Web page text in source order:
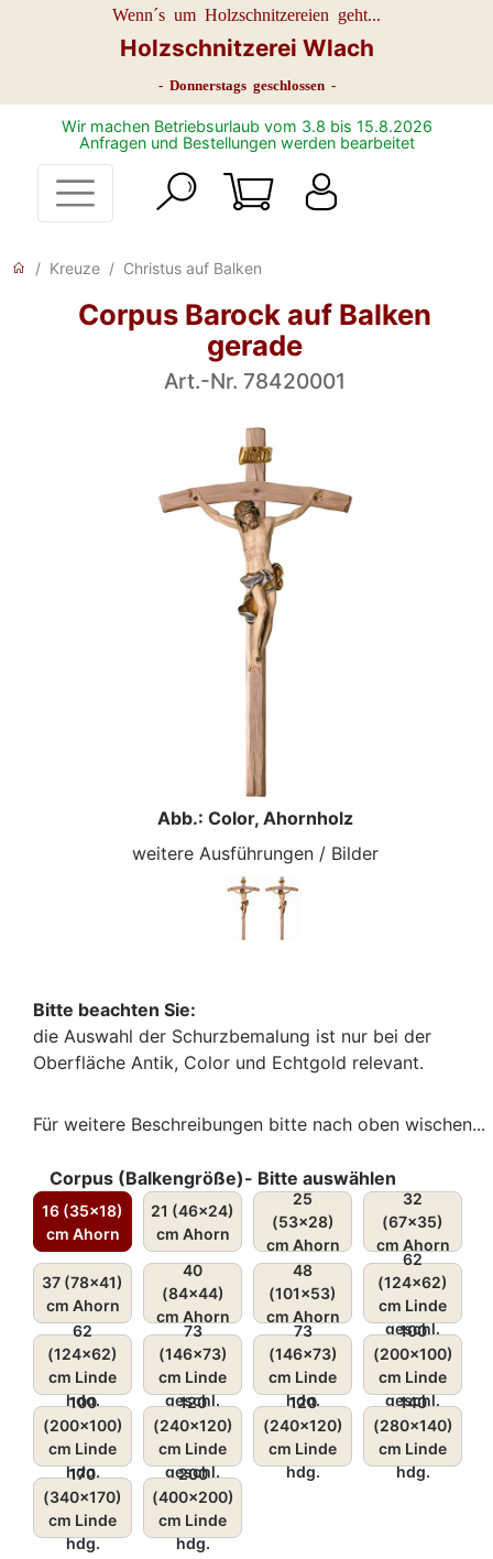
Wenn´s um Holzschnitzereien geht...
Holzschnitzerei Wlach
- Donnerstags geschlossen -
Wir machen Betriebsurlaub vom 3.8 bis 15.8.2026
Anfragen und Bestellungen werden bearbeitet
Kreuze Christus auf Balken
Corpus Barock auf Balken
gerade
Art.-Nr. 78420001
Abb.: Color, Ahornholz
weitere Ausführungen / Bilder
Bitte beachten Sie:
die Auswahl der Schurzbemalung ist nur bei der
Oberfläche Antik, Color und Echtgold relevant.
Für weitere Beschreibungen bitte nach oben wischen...
Corpus (Balkengröße)- Bitte auswählen
16 (35x18)
cm Ahorn
21 (46x24)
cm Ahorn
25
(53x28)
cm Ahorn
32
(67x35)
cm Ahorn
37 (78x41)
cm Ahorn
40
(84x44)
cm Ahorn
48
(101x53)
cm Ahorn
62
(124x62)
cm Linde
geschl.
62
(124x62)
cm Linde
hdg.
73
(146x73)
cm Linde
geschl.
73
(146x73)
cm Linde
hdg.
100
(200x100)
cm Linde
geschl.
100
(200x100)
cm Linde
hdg.
120
(240x120)
cm Linde
geschl.
120
(240x120)
cm Linde
hdg.
140
(280x140)
cm Linde
hdg.
170
(340x170)
cm Linde
hdg.
200
(400x200)
cm Linde
hdg.